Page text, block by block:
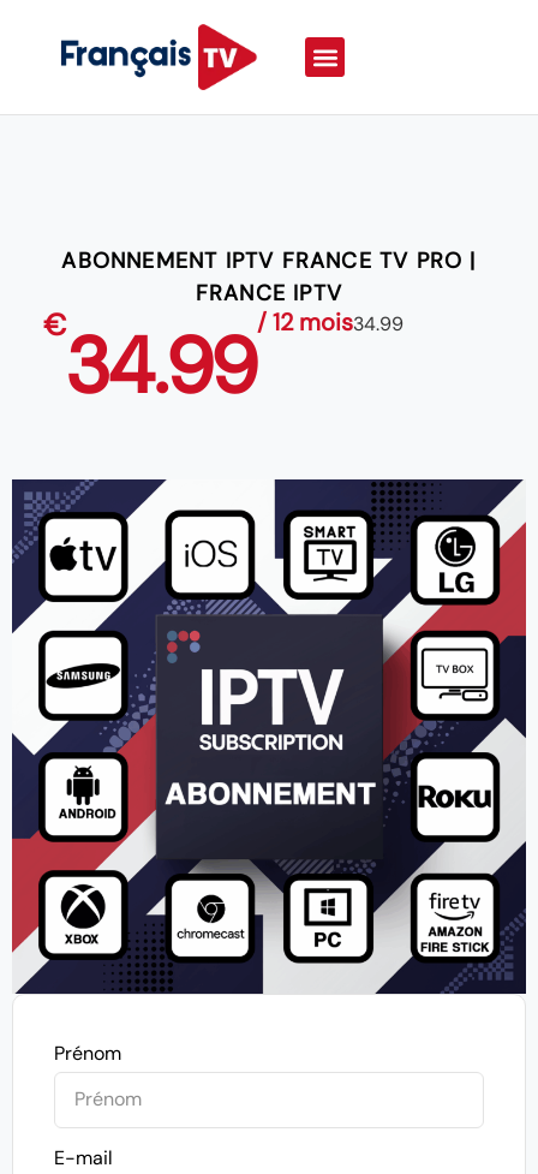
ABONNEMENT IPTV FRANCE TV PRO |
FRANCE IPTV
€34.99/ 12 mois34.99
Prénom
E-mail